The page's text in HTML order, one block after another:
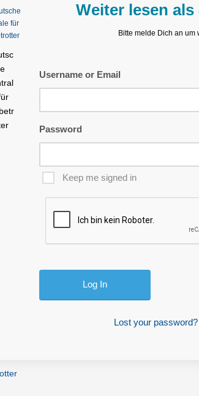
Weiter lesen als
Bitte melde Dich an um
Username or Email
Password
Keep me signed in
Lost your password?